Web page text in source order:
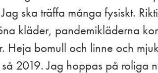
ska träffa många fysiskt.
kläder, pandemikläderna
Heja bomull och linne och
2019. Jag hoppas på roliga